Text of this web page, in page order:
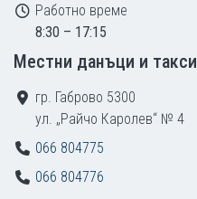
Работно време
8:30 – 17:15
Местни данъци и такси
гр. Габрово 5300
ул. „Райчо Каролев“ № 4
066 804775
066 804776